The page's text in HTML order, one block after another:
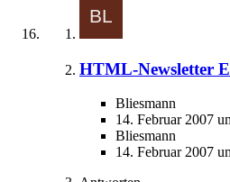
HTML-Newsletter
Bliesmann
14. Februar 2007
Bliesmann
14. Februar 2007